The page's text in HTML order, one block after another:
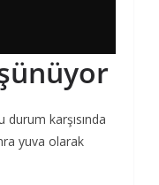
karşısında
yuva olarak